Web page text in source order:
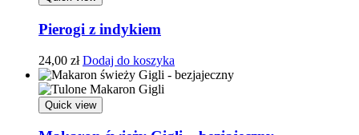
Pierogi z indykiem
24,00 zł Dodaj do koszyka
Quick view